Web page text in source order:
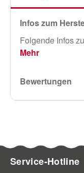
Infos zum
Folgende Infos
Mehr
Bewertungen
Service-Hotline